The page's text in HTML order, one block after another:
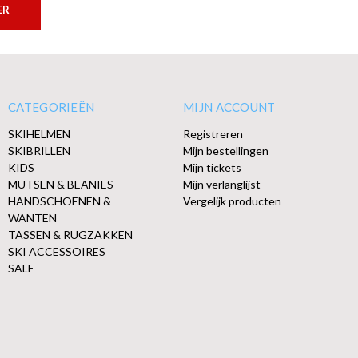
CATEGORIEËN
SKIHELMEN
SKIBRILLEN
KIDS
MUTSEN & BEANIES
HANDSCHOENEN &
WANTEN
TASSEN & RUGZAKKEN
SKI ACCESSOIRES
SALE
MIJN ACCOUNT
Registreren
Mijn bestellingen
Mijn tickets
Mijn verlanglijst
Vergelijk producten